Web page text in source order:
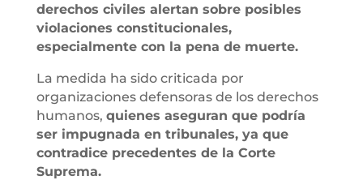
derechos civiles alertan sobre posibles
violaciones constitucionales,
especialmente con la pena de muerte.
La medida ha sido criticada por
organizaciones defensoras de los derechos
humanos, quienes aseguran que podría
ser impugnada en tribunales, ya que
contradice precedentes de la Corte
Suprema.